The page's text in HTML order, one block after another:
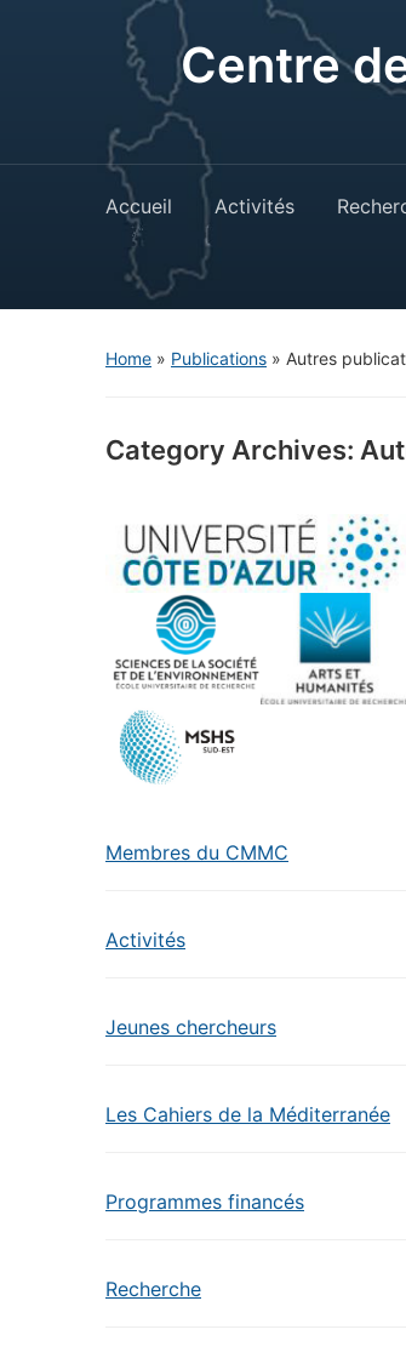
Centre
Accueil Activités
Home » Publications » Autres
Category Archives:
Membres du CMMC
Activités
Jeunes chercheurs
Les Cahiers de la Méditerranée
Programmes financés
Recherche